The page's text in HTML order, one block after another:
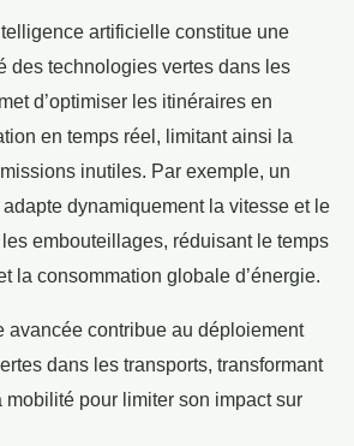
artificielle constitue une
des technologies vertes dans les
d’optimiser les itinéraires en
en temps réel, limitant ainsi la
inutiles. Par exemple, un
dynamiquement la vitesse et le
embouteillages, réduisant le temps
la consommation globale d’énergie.
avancée contribue au déploiement
dans les transports, transformant
mobilité pour limiter son impact sur